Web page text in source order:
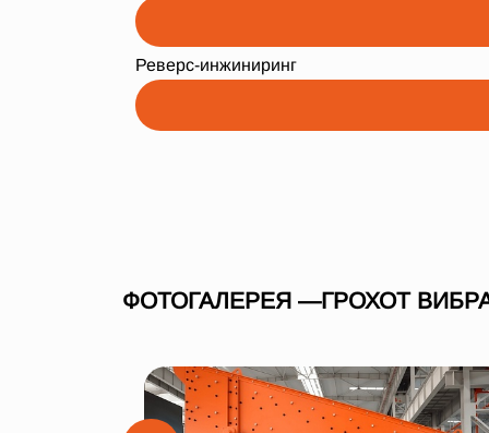
Реверс-инжиниринг
ФОТОГАЛЕРЕЯ —ГРОХОТ